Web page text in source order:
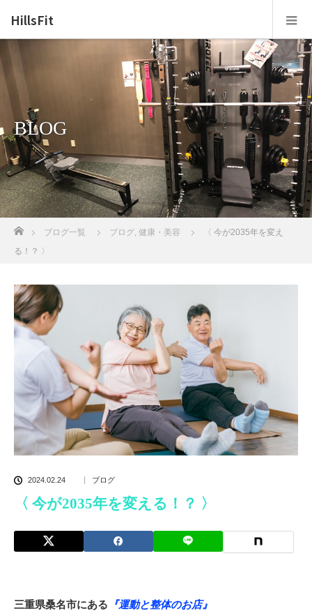
HillsFit
BLOG
ブログ一覧 ブログ, 健康・美容
〈 今が2035年を変え
る！？ 〉
2024.02.24 ブログ
〈 今が2035年を変える！？ 〉
三重県桑名市にある 『運動と整体のお店』